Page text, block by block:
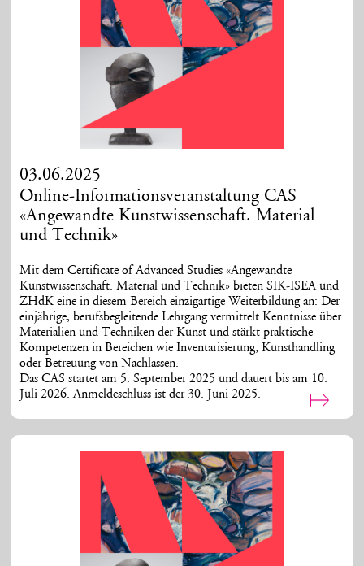
03.06.2025
Online-Informationsveranstaltung CAS
«Angewandte Kunstwissenschaft. Material
und Technik»
Mit dem Certificate of Advanced Studies «Angewandte
Kunstwissenschaft. Material und Technik» bieten SIK-ISEA und
ZHdK eine in diesem Bereich einzigartige Weiterbildung an: Der
einjährige, berufsbegleitende Lehrgang vermittelt Kenntnisse über
Materialien und Techniken der Kunst und stärkt praktische
Kompetenzen in Bereichen wie Inventarisierung, Kunsthandling
oder Betreuung von Nachlässen.
Das CAS startet am 5. September 2025 und dauert bis am 10.
Juli 2026.Anmeldeschluss ist der 30. Juni 2025.